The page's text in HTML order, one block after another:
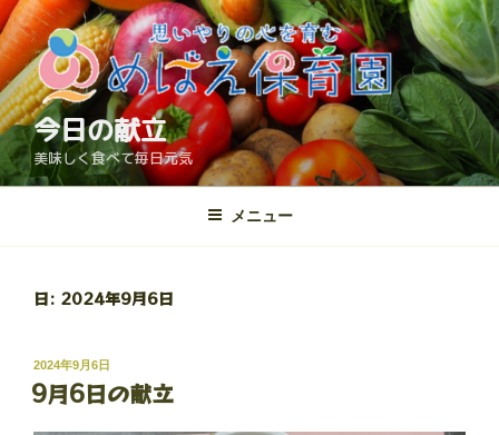
コ
ン
テ
ン
ツ
ス
プ
今日の献立
美味しく食べて毎日元気
メニュー
日: 2024年9月6日
投
稿
日:
2024年9月6日
9月6日の献立